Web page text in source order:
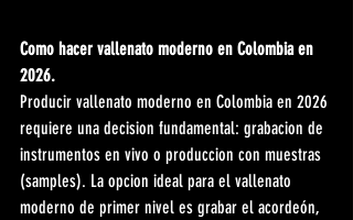
Como hacer vallenato moderno en Colombia en
2026.
Producir vallenato moderno en Colombia en 2026
requiere una decision fundamental: grabacion de
instrumentos en vivo o produccion con muestras
(samples). La opcion ideal para el vallenato
moderno de primer nivel es grabar el acordeón,